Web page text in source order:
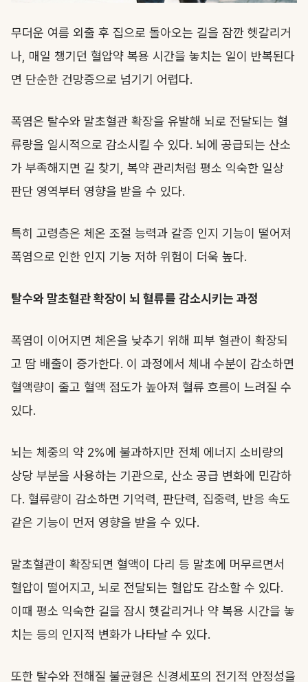
무더운 여름 외출 후 집으로 돌아오는 길을 잠깐 헷갈리거
나, 매일 챙기던 혈압약 복용 시간을 놓치는 일이 반복된다
면 단순한 건망증으로 넘기기 어렵다.
폭염은 탈수와 말초혈관 확장을 유발해 뇌로 전달되는 혈
류량을 일시적으로 감소시킬 수 있다. 뇌에 공급되는 산소
가 부족해지면 길 찾기, 복약 관리처럼 평소 익숙한 일상
판단 영역부터 영향을 받을 수 있다.
특히 고령층은 체온 조절 능력과 갈증 인지 기능이 떨어져
폭염으로 인한 인지 기능 저하 위험이 더욱 높다.
탈수와 말초혈관 확장이 뇌 혈류를 감소시키는 과정
폭염이 이어지면 체온을 낮추기 위해 피부 혈관이 확장되
고 땀 배출이 증가한다. 이 과정에서 체내 수분이 감소하면
혈액량이 줄고 혈액 점도가 높아져 혈류 흐름이 느려질 수
있다.
뇌는 체중의 약 2%에 불과하지만 전체 에너지 소비량의
상당 부분을 사용하는 기관으로, 산소 공급 변화에 민감하
다. 혈류량이 감소하면 기억력, 판단력, 집중력, 반응 속도
같은 기능이 먼저 영향을 받을 수 있다.
말초혈관이 확장되면 혈액이 다리 등 말초에 머무르면서
혈압이 떨어지고, 뇌로 전달되는 혈압도 감소할 수 있다.
이때 평소 익숙한 길을 잠시 헷갈리거나 약 복용 시간을 놓
치는 등의 인지적 변화가 나타날 수 있다.
또한 탈수와 전해질 불균형은 신경세포의 전기적 안정성을